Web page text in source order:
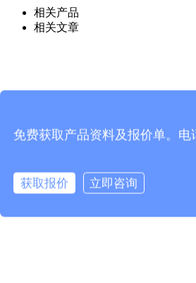
相关产品
相关文章
免费获取产品资料及报价单。电
获取报价 立即咨询